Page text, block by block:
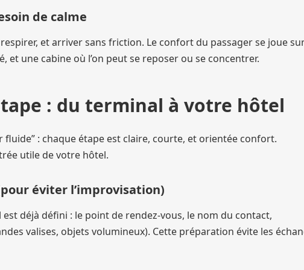
de calme
respirer, et arriver sans friction. Le confort du passager se joue
une cabine où l’on peut se reposer ou se concentrer.
: du terminal à votre hôtel
: chaque étape est claire, courte, et orientée confort.
utile de votre hôtel.
éviter l’improvisation)
est déjà défini : le point de rendez-vous, le nom du contact,
valises, objets volumineux). Cette préparation évite les